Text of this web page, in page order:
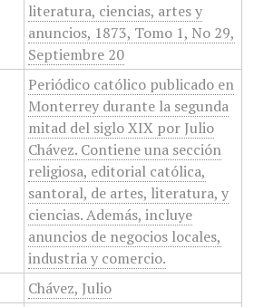
literatura, ciencias, artes y
anuncios, 1873, Tomo 1, No 29,
Septiembre 20
Periódico católico publicado en
Monterrey durante la segunda
mitad del siglo XIX por Julio
Chávez. Contiene una sección
religiosa, editorial católica,
santoral, de artes, literatura, y
ciencias. Además, incluye
anuncios de negocios locales,
industria y comercio.
Chávez, Julio